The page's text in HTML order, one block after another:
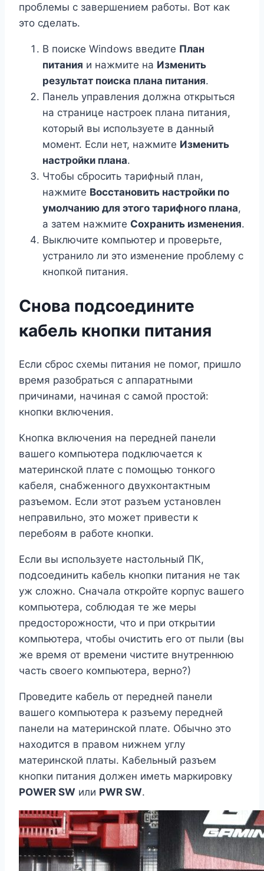
проблемы с завершением работы. Вот как
это сделать.
В поиске Windows введите План
питания и нажмите на Изменить
результат поиска плана питания.
Панель управления должна открыться
на странице настроек плана питания,
который вы используете в данный
момент. Если нет, нажмите Изменить
настройки плана.
Чтобы сбросить тарифный план,
нажмите Восстановить настройки по
умолчанию для этого тарифного плана,
а затем нажмите Сохранить изменения.
Выключите компьютер и проверьте,
устранило ли это изменение проблему с
кнопкой питания.
Снова подсоедините
кабель кнопки питания
Если сброс схемы питания не помог, пришло
время разобраться с аппаратными
причинами, начиная с самой простой:
кнопки включения.
Кнопка включения на передней панели
вашего компьютера подключается к
материнской плате с помощью тонкого
кабеля, снабженного двухконтактным
разъемом. Если этот разъем установлен
неправильно, это может привести к
перебоям в работе кнопки.
Если вы используете настольный ПК,
подсоединить кабель кнопки питания не так
уж сложно. Сначала откройте корпус вашего
компьютера, соблюдая те же меры
предосторожности, что и при открытии
компьютера, чтобы очистить его от пыли (вы
же время от времени чистите внутреннюю
часть своего компьютера, верно?)
Проведите кабель от передней панели
вашего компьютера к разъему передней
панели на материнской плате. Обычно это
находится в правом нижнем углу
материнской платы. Кабельный разъем
кнопки питания должен иметь маркировку
POWER SW или PWR SW.